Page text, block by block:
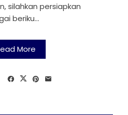
silahkan persiapkan
beriku...
More